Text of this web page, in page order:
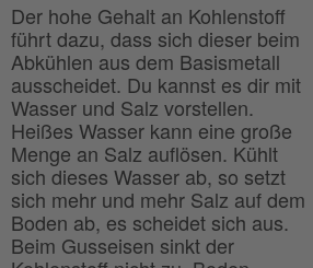
Der hohe Gehalt an Kohlenstoff
führt dazu, dass sich dieser beim
Abkühlen aus dem Basismetall
ausscheidet. Du kannst es dir mit
Wasser und Salz vorstellen.
Heißes Wasser kann eine große
Menge an Salz auflösen. Kühlt
sich dieses Wasser ab, so setzt
sich mehr und mehr Salz auf dem
Boden ab, es scheidet sich aus.
Beim Gusseisen sinkt der